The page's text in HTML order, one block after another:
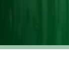
O que é